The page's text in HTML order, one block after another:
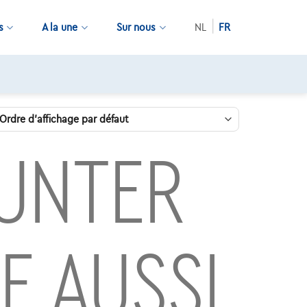
A la une Sur nous NL FR